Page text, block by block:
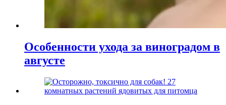
Особенности ухода за виноградом в
августе